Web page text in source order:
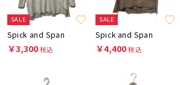
SALE
Spick and Span
￥3,300税込
SALE
Spick and Span
￥4,400税込